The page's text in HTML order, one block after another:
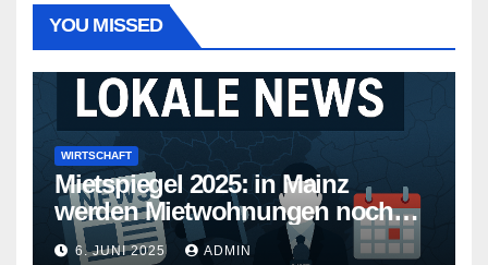
YOU MISSED
WIRTSCHAFT
Mietspiegel 2025: in Mainz
werden Mietwohnungen noch
teurer
6. JUNI 2025 ADMIN